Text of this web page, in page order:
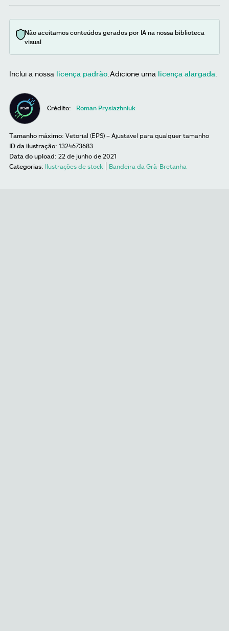
Não aceitamos conteúdos gerados por IA na nossa biblioteca
visual
Inclui a nossa licença padrão Adicione uma licença alargada
Crédito: Roman Prysiazhniuk
Tamanho máximo: Vetorial (EPS) – Ajustável para qualquer tamanho
ID da ilustração: 1324673683
Data do upload: 22 de junho de 2021
Categorias: Ilustrações de stock Bandeira da Grã-Bretanha